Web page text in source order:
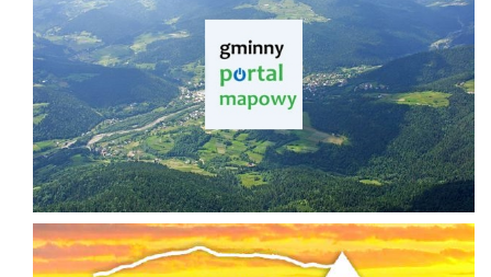
Aktywna Mogielica